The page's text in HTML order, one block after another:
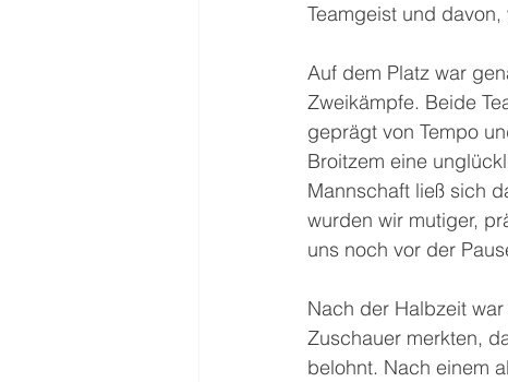
Teamgeist und
Auf dem Platz war
Zweikämpfe. Beide
geprägt von Tempo
Broitzem eine
Mannschaft ließ sich
wurden wir mutiger,
uns noch vor der
Nach der Halbzeit
Zuschauer merkten,
belohnt. Nach einem